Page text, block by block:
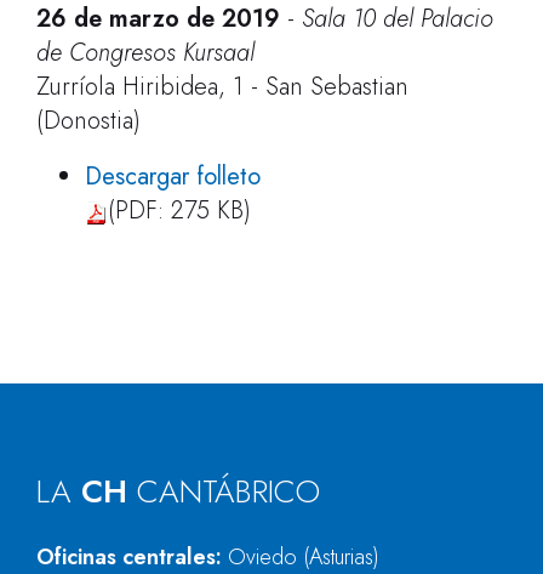
26 de marzo de 2019 - Sala 10 del Palacio
de Congresos Kursaal
Zurríola Hiribidea, 1 - San Sebastian
(Donostia)
Descargar folleto
(PDF: 275 KB)
LA CH CANTÁBRICO
Oficinas centrales: Oviedo (Asturias)